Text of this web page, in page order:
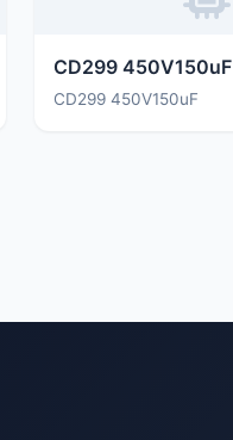
CD299 450V150uF
CD299 450V150uF